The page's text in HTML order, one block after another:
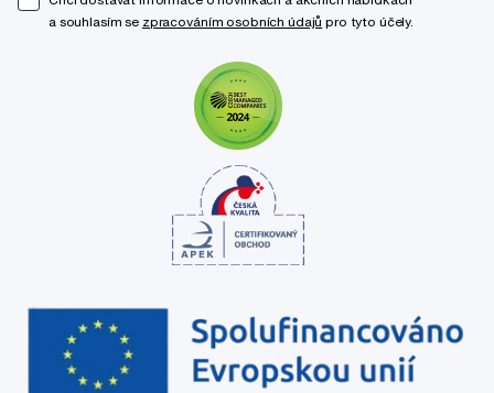
a souhlasím se zpracováním osobních údajů pro tyto účely.